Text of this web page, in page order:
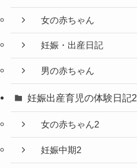
女の赤ちゃん
妊娠・出産日記
男の赤ちゃん
妊娠出産育児の体験日記2
女の赤ちゃん2
妊娠中期2